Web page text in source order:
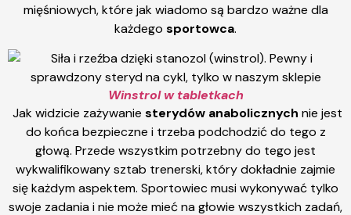
mięśniowych, które jak wiadomo są bardzo ważne dla
każdego sportowca.
Winstrol w tabletkach
Jak widzicie zażywanie sterydów anabolicznych nie jest
do końca bezpieczne i trzeba podchodzić do tego z
głową. Przede wszystkim potrzebny do tego jest
wykwalifikowany sztab trenerski, który dokładnie zajmie
się każdym aspektem. Sportowiec musi wykonywać tylko
swoje zadania i nie może mieć na głowie wszystkich zadań,